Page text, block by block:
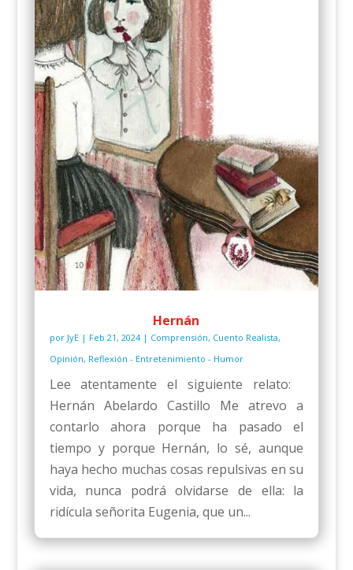
Hernán
por JyE| Feb 21, 2024| Comprensión, Cuento Realista,
Opinión, Reflexión - Entretenimiento - Humor
Lee atentamente el siguiente relato:
Hernán Abelardo Castillo Me atrevo a
contarlo ahora porque ha pasado el
tiempo y porque Hernán, lo sé, aunque
haya hecho muchas cosas repulsivas en su
vida, nunca podrá olvidarse de ella: la
ridícula señorita Eugenia, que un...